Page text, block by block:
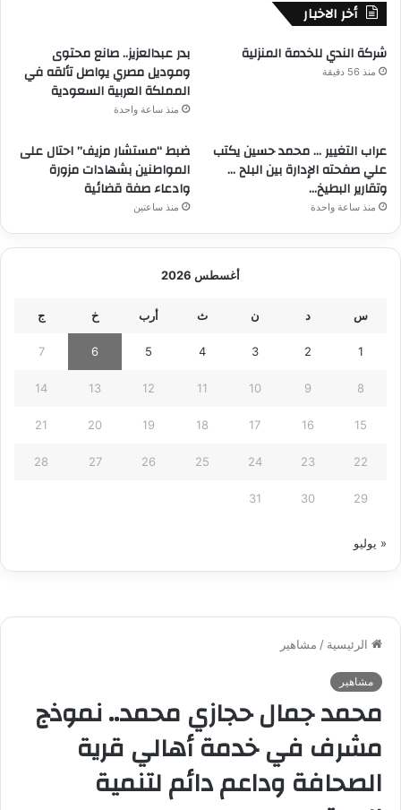
أخر الاخبار
شركة الندي للخدمة المنزلية
منذ 56 دقيقة
بدر عبدالعزيز.. صانع محتوى
وموديل مصري يواصل تألقه في
المملكة العربية السعودية
منذ ساعة واحدة
عراب التغيير … محمد حسين يكتب
علي صفحته الإدارة بين البلح …
وتقارير البطيخ…
منذ ساعة واحدة
ضبط “مستشار مزيف” احتال على
المواطنين بشهادات مزورة
وادعاء صفة قضائية
منذ ساعتين
أغسطس 2026
س د ن ث أرب خ ج
1
2
3
4
5
6
7
8
9
10
11
12
13
14
15
16
17
18
19
20
21
22
23
24
25
26
27
28
29
30
31
« يوليو